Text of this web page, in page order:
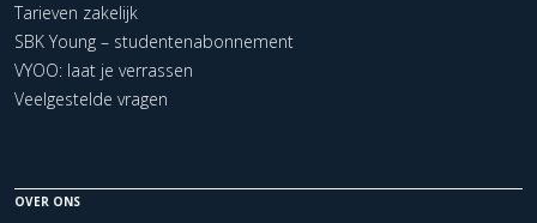
Tarieven zakelijk
SBK Young – studentenabonnement
VYOO: laat je verrassen
Veelgestelde vragen
OVER ONS